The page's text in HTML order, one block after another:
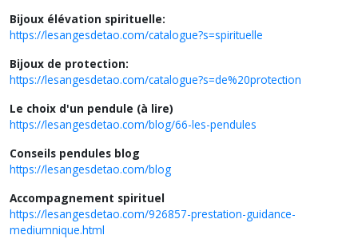
Bijoux élévation spirituelle:
https://lesangesdetao.com/catalogue?s=spirituelle
Bijoux de protection:
https://lesangesdetao.com/catalogue?s=de%20protection
Le choix d'un pendule (à lire)
https://lesangesdetao.com/blog/66-les-pendules
Conseils pendules blog
https://lesangesdetao.com/blog
Accompagnement spirituel
https://lesangesdetao.com/926857-prestation-guidance-
mediumnique.html